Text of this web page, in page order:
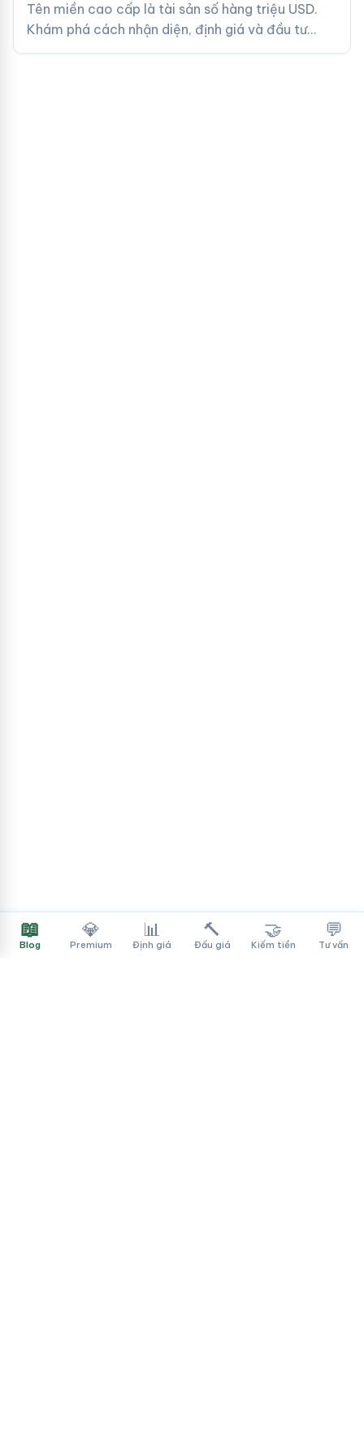
Tên miền cao cấp là tài sản số hàng triệu USD.
Khám phá cách nhận diện, định giá và đầu tư…
📖
Blog
💎
Premium
📊
Định giá
🔨
Đấu giá
🤝
Kiếm tiền
💬
Tư vấn